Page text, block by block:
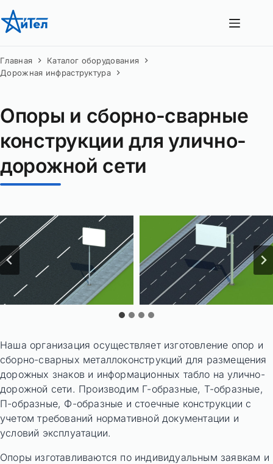
Перейти
к
Главная
Каталог оборудования
Дорожная инфраструктура
Опоры и сборно-сварные
конструкции для улично-
дорожной сети
Наша организация осуществляет изготовление опор и
сборно-сварных металлоконструкций для размещения
дорожных знаков и информационных табло на улично-
дорожной сети. Производим Г-образные, Т-образные,
П-образные, Ф-образные и стоечные конструкции с
учетом требований нормативной документации и
условий эксплуатации.
Опоры изготавливаются по индивидуальным заявкам и